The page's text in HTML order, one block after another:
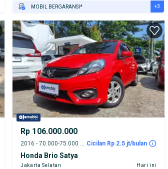
MOBIL BERGARANSI*
TEST DRIVE DARI RUMAH
GRATIS BIAYA JASA PERAWATAN*
+3
Rp 106.000.000
2016 - 70.000-75.000 km Cicilan Rp 2.5 jt/bulan
Honda Brio Satya
Jakarta Selatan
Hari ini